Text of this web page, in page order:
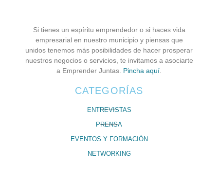
Si tienes un espíritu emprendedor o si haces vida
empresarial en nuestro municipio y piensas que
unidos tenemos más posibilidades de hacer prosperar
nuestros negocios o servicios, te invitamos a asociarte
a Emprender Juntas. Pincha aquí
CATEGORÍAS
ENTREVISTAS
PRENSA
EVENTOS Y FORMACIÓN
NETWORKING